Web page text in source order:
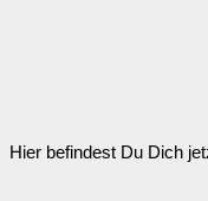
Hier befindest Du Dich